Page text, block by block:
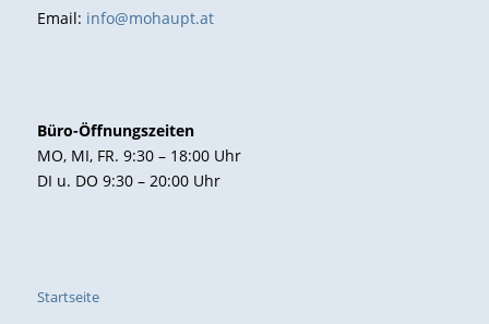
Email: info@mohaupt.at
Büro-Öffnungszeiten
MO, MI, FR. 9:30 – 18:00 Uhr
DI u. DO 9:30 – 20:00 Uhr
Startseite